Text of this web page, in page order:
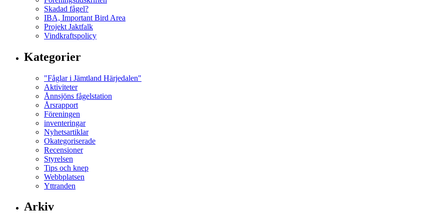
Skadad fågel?
IBA, Important Bird Area
Projekt Jaktfalk
Vindkraftspolicy
Kategorier
"Fåglar i Jämtland Härjedalen"
Aktiviteter
Ånnsjöns fågelstation
Årsrapport
Föreningen
inventeringar
Nyhetsartiklar
Okategoriserade
Recensioner
Styrelsen
Tips och knep
Webbplatsen
Yttranden
Arkiv